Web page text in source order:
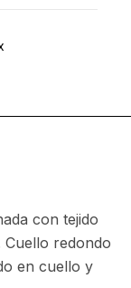
con tejido
Cuello redondo
en cuello y